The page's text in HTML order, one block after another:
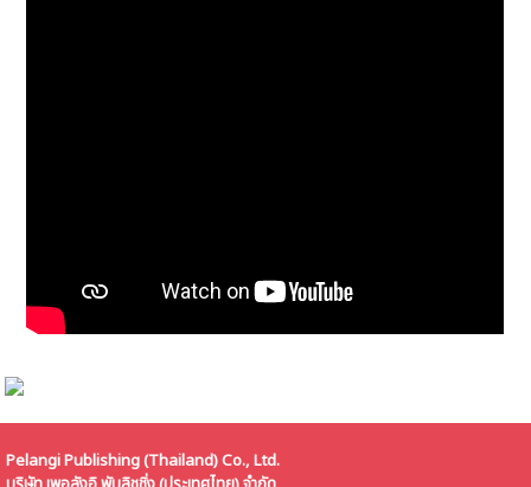
Pelangi Publishing (Thailand) Co., Ltd.